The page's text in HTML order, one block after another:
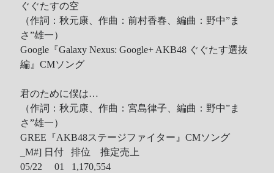
Archives
Archives
ぐぐたすの空
（作詞：秋元康、作曲：前村香春、編曲：野中”ま
さ”雄一）
Google『Galaxy Nexus: Google+ AKB48 ぐぐたす選抜
編』CMソング
君のために僕は…
（作詞：秋元康、作曲：宮島律子、編曲：野中”ま
さ”雄一）
GREE『AKB48ステージファイター』CMソング
_M#] 日付 排位 推定売上
05/22 01 1,170,554